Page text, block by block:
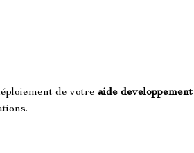
de votre aide developpement